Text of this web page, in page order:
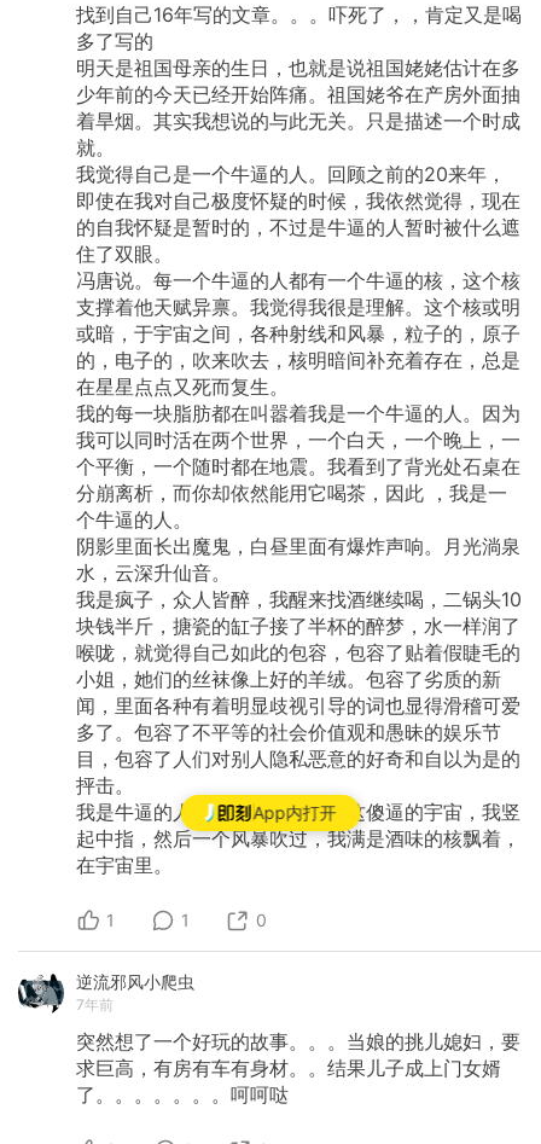
App内打开
找到自己16年写的文章。。。吓死了，，肯定又是喝
多了写的
明天是祖国母亲的生日，也就是说祖国姥姥估计在多
少年前的今天已经开始阵痛。祖国姥爷在产房外面抽
着旱烟。其实我想说的与此无关。只是描述一个时成
就。
我觉得自己是一个牛逼的人。回顾之前的20来年，
即使在我对自己极度怀疑的时候，我依然觉得，现在
的自我怀疑是暂时的，不过是牛逼的人暂时被什么遮
住了双眼。
冯唐说。每一个牛逼的人都有一个牛逼的核，这个核
支撑着他天赋异禀。我觉得我很是理解。这个核或明
或暗，于宇宙之间，各种射线和风暴，粒子的，原子
的，电子的，吹来吹去，核明暗间补充着存在，总是
在星星点点又死而复生。
我的每一块脂肪都在叫嚣着我是一个牛逼的人。因为
我可以同时活在两个世界，一个白天，一个晚上，一
个平衡，一个随时都在地震。我看到了背光处石桌在
分崩离析，而你却依然能用它喝茶，因此 ，我是一
个牛逼的人。
阴影里面长出魔鬼，白昼里面有爆炸声响。月光淌泉
水，云深升仙音。
我是疯子，众人皆醉，我醒来找酒继续喝，二锅头10
块钱半斤，搪瓷的缸子接了半杯的醉梦，水一样润了
喉咙，就觉得自己如此的包容，包容了贴着假睫毛的
小姐，她们的丝袜像上好的羊绒。包容了劣质的新
闻，里面各种有着明显歧视引导的词也显得滑稽可爱
多了。包容了不平等的社会价值观和愚昧的娱乐节
目，包容了人们对别人隐私恶意的好奇和自以为是的
抨击。
我是牛逼的人，我对着宇宙说，这傻逼的宇宙，我竖
起中指，然后一个风暴吹过，我满是酒味的核飘着，
在宇宙里。
1 1 0
逆流邪风小爬虫
7年前
突然想了一个好玩的故事。。。当娘的挑儿媳妇，要
求巨高，有房有车有身材。。结果儿子成上门女婿
了。。。。。。。呵呵哒